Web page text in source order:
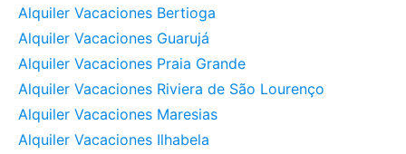
Alquiler Vacaciones Bertioga
Alquiler Vacaciones Guarujá
Alquiler Vacaciones Praia Grande
Alquiler Vacaciones Riviera de São Lourenço
Alquiler Vacaciones Maresias
Alquiler Vacaciones Ilhabela